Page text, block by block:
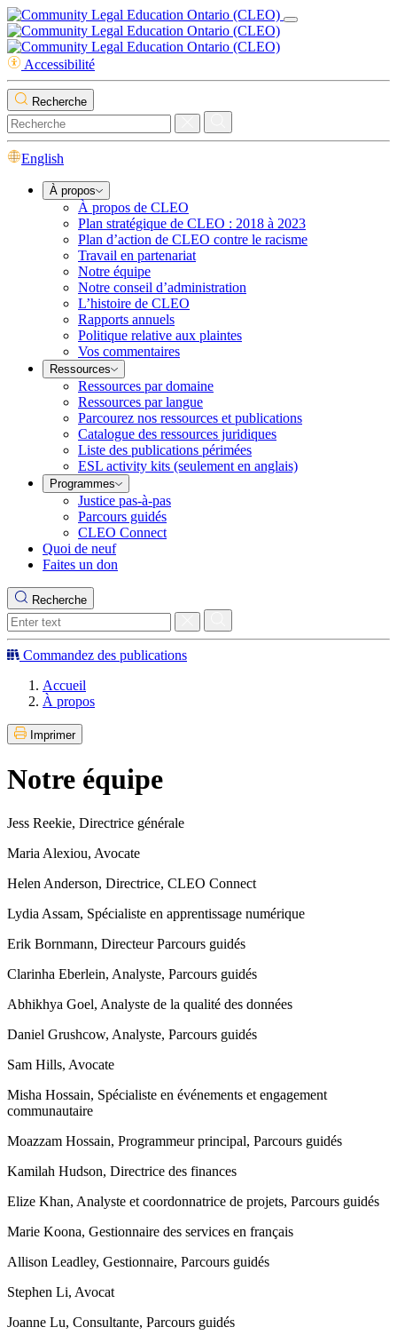
Accessibilité
Recherche
English
À propos
À propos de CLEO
Plan stratégique de CLEO : 2018 à 2023
Plan d’action de CLEO contre le racisme
Travail en partenariat
Notre équipe
Notre conseil d’administration
L’histoire de CLEO
Rapports annuels
Politique relative aux plaintes
Vos commentaires
Ressources
Ressources par domaine
Ressources par langue
Parcourez nos ressources et publications
Catalogue des ressources juridiques
Liste des publications périmées
ESL activity kits (seulement en anglais)
Programmes
Justice pas-à-pas
Parcours guidés
CLEO Connect
Quoi de neuf
Faites un don
Recherche
Commandez des publications
Accueil
À propos
Imprimer
Notre équipe
Jess Reekie, Directrice générale
Maria Alexiou, Avocate
Helen Anderson, Directrice, CLEO Connect
Lydia Assam, Spécialiste en apprentissage numérique
Erik Bornmann, Directeur Parcours guidés
Clarinha Eberlein, Analyste, Parcours guidés
Abhikhya Goel, Analyste de la qualité des données
Daniel Grushcow, Analyste, Parcours guidés
Sam Hills, Avocate
Misha Hossain, Spécialiste en événements et engagement
communautaire
Moazzam Hossain, Programmeur principal, Parcours guidés
Kamilah Hudson, Directrice des finances
Elize Khan, Analyste et coordonnatrice de projets, Parcours guidés
Marie Koona, Gestionnaire des services en français
Allison Leadley, Gestionnaire, Parcours guidés
Stephen Li, Avocat
Joanne Lu, Consultante, Parcours guidés